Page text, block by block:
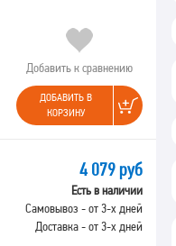
Добавить к сравнению
ДОБАВИТЬ В
КОРЗИНУ
4 079 руб
Есть в наличии
Самовывоз - от 3-х дней
Доставка - от 3-х дней